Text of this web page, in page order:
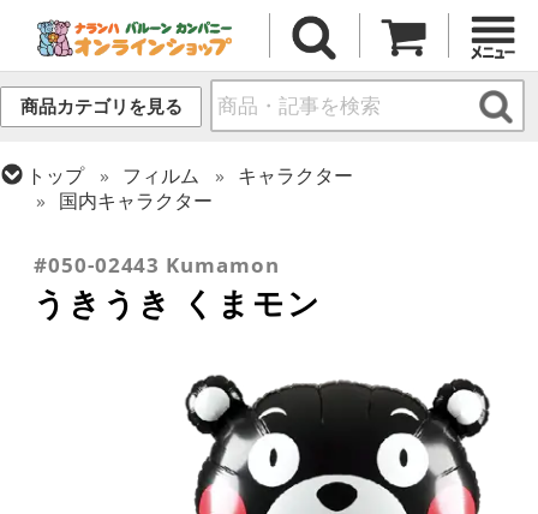
商品カテゴリを見る
トップ フィルム
キャラクター
国内キャラクター
#050-02443 Kumamon
うきうき くまモン